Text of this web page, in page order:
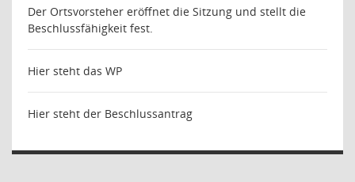
Der Ortsvorsteher eröffnet die Sitzung und stellt die
Beschlussfähigkeit fest.
Hier steht das WP
Hier steht der Beschlussantrag